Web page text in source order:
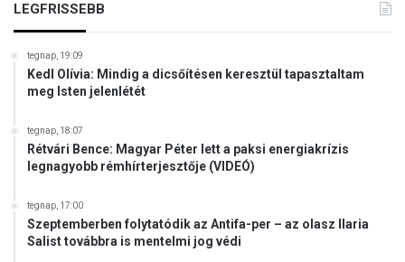
LEGFRISSEBB
tegnap, 19:09
Kedl Olívia: Mindig a dicsőítésen keresztül tapasztaltam
meg Isten jelenlétét
tegnap, 18:07
Rétvári Bence: Magyar Péter lett a paksi energiakrízis
legnagyobb rémhírterjesztője (VIDEÓ)
tegnap, 17:00
Szeptemberben folytatódik az Antifa-per – az olasz Ilaria
Salist továbbra is mentelmi jog védi